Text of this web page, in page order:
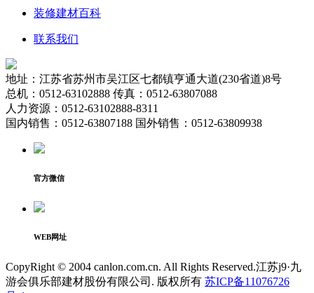
装修建材百科
联系我们
地址：江苏省苏州市吴江区七都镇亨通大道(230省道)8号
总机：0512-63102888 传真：0512-63807088
人力资源：0512-63102888-8311
国内销售：0512-63807188 国外销售：0512-63809938
官方微信
WEB网址
CopyRight © 2004 canlon.com.cn. All Rights Reserved.江苏j9·九
游会俱乐部建材股份有限公司. 版权所有 苏ICP备11076726